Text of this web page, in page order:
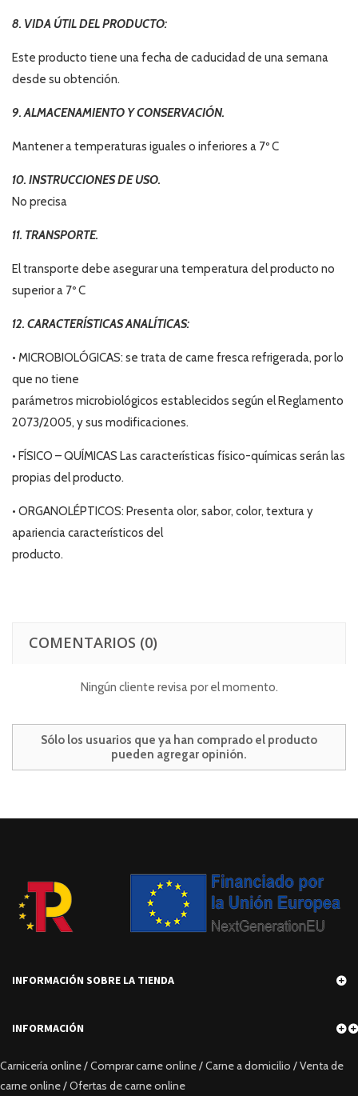
8. VIDA ÚTIL DEL PRODUCTO:
Este producto tiene una fecha de caducidad de una semana
desde su obtención.
9. ALMACENAMIENTO Y CONSERVACIÓN.
Mantener a temperaturas iguales o inferiores a 7º C
10. INSTRUCCIONES DE USO.
No precisa
11. TRANSPORTE.
El transporte debe asegurar una temperatura del producto no
superior a 7º C
12. CARACTERÍSTICAS ANALÍTICAS:
• MICROBIOLÓGICAS: se trata de carne fresca refrigerada, por lo
que no tiene
parámetros microbiológicos establecidos según el Reglamento
2073/2005, y sus modificaciones.
• FÍSICO – QUÍMICAS Las características físico-químicas serán las
propias del producto.
• ORGANOLÉPTICOS: Presenta olor, sabor, color, textura y
apariencia característicos del
producto.
COMENTARIOS (0)
Ningún cliente revisa por el momento.
Sólo los usuarios que ya han comprado el producto
pueden agregar opinión.
INFORMACIÓN SOBRE LA TIENDA
INFORMACIÓN
Carnicería online / Comprar carne online / Carne a domicilio / Venta de
carne online / Ofertas de carne online